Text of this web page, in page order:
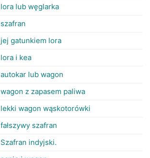
lora lub węglarka
szafran
jej gatunkiem lora
lora i kea
autokar lub wagon
wagon z zapasem paliwa
lekki wagon wąskotorówki
fałszywy szafran
Szafran indyjski.